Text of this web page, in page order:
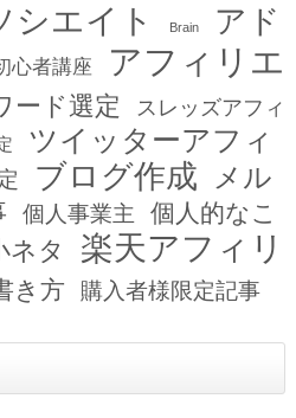
シエイト Brain
アド
心者講座
アフィリエ
ード選定
スレッズアフィ
ツイッターアフィ
ブログ作成
メル
個人事業主
個人的なこ
ネタ
楽天アフィリ
き方 購入者様限定記事